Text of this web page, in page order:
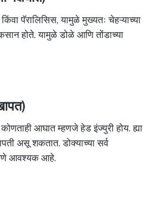
पॅरालिसिस, यामुळे मुख्यतः चेहऱ्याच्या
होते. यामुळे डोळे आणि तोंडाच्या
आघात म्हणजे हेड इंज्युरी होय. ह्या
असू शकतात. डोक्याच्या सर्व
आवश्यक आहे.